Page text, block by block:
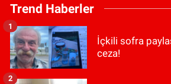
Trend Haberler
İçkili sofra
ceza!
1
2